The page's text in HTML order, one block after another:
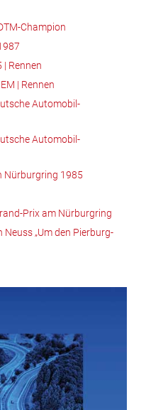
Champion
| Rennen
| Rennen
Automobil-
Automobil-
Nürburgring 1985
Prix am Nürburgring
Neuss „Um den Pierburg-